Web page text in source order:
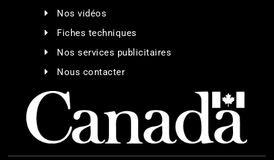
Nos vidéos
Fiches techniques
Nos services publicitaires
Nous contacter